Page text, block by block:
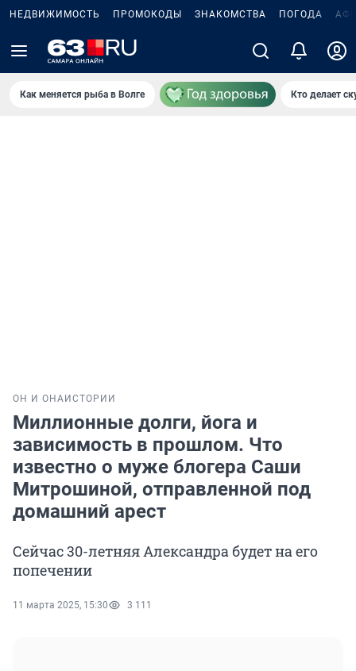
НЕДВИЖИМОСТЬ ПРОМОКОДЫ ЗНАКОМСТВА ПОГОДА
Как меняется рыба в Волге Кто делает
ОН И ОНА ИСТОРИИ
Миллионные долги, йога и
зависимость в прошлом. Что
известно о муже блогера Саши
Митрошиной, отправленной под
домашний арест
Сейчас 30-летняя Александра будет на его
попечении
11 марта 2025, 15:30 3 111